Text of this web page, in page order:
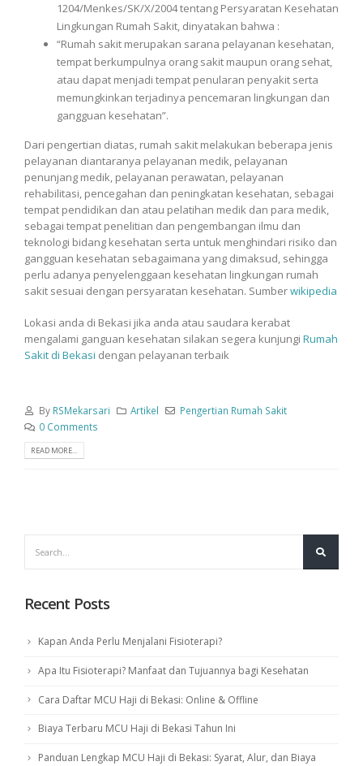
1204/Menkes/SK/X/2004 tentang Persyaratan Kesehatan
Lingkungan Rumah Sakit, dinyatakan bahwa :
“Rumah sakit merupakan sarana pelayanan kesehatan,
tempat berkumpulnya orang sakit maupun orang sehat,
atau dapat menjadi tempat penularan penyakit serta
memungkinkan terjadinya pencemaran lingkungan dan
gangguan kesehatan”.
Dari pengertian diatas, rumah sakit melakukan beberapa jenis
pelayanan diantaranya pelayanan medik, pelayanan
penunjang medik, pelayanan perawatan, pelayanan
rehabilitasi, pencegahan dan peningkatan kesehatan, sebagai
tempat pendidikan dan atau pelatihan medik dan para medik,
sebagai tempat penelitian dan pengembangan ilmu dan
teknologi bidang kesehatan serta untuk menghindari risiko dan
gangguan kesehatan sebagaimana yang dimaksud, sehingga
perlu adanya penyelenggaan kesehatan lingkungan rumah
sakit sesuai dengan persyaratan kesehatan. Sumberwikipedia
Lokasi anda di Bekasi jika anda atau saudara kerabat
mengalami ganguan kesehatan silakan segera kunjungi Rumah
Sakit di Bekasi dengan pelayanan terbaik
By RSMekarsari Artikel
Pengertian Rumah Sakit
0 Comments
READ MORE...
Recent Posts
Kapan Anda Perlu Menjalani Fisioterapi?
Apa Itu Fisioterapi? Manfaat dan Tujuannya bagi Kesehatan
Cara Daftar MCU Haji di Bekasi: Online & Offline
Biaya Terbaru MCU Haji di Bekasi Tahun Ini
Panduan Lengkap MCU Haji di Bekasi: Syarat, Alur, dan Biaya